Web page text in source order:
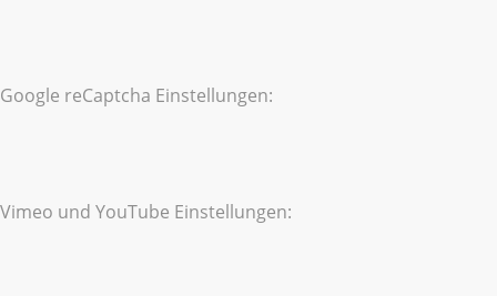
Google reCaptcha Einstellungen:
Vimeo und YouTube Einstellungen: